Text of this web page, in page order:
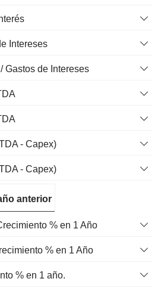
Intereses
Gastos de Intereses
- Capex)
- Capex)
anterior
% en 1 Año
% en 1 Año
% en 1 año.